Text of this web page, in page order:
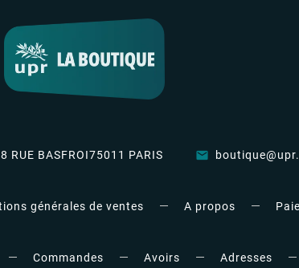
RUE BASFROI75011 PARIS email
générales de ventes A propos
Commandes Avoirs Adresses